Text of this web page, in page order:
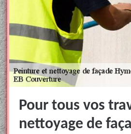
Pour tous vos
nettoyage de